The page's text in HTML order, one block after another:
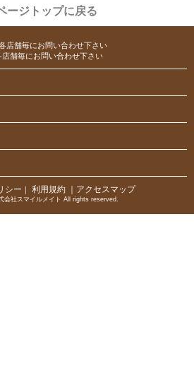
ージトップに戻る
店舗毎にお問い合わせ下さい
店舗毎にお問い合わせ下さい
シー ｜ 利用規約 ｜アクセスマップ
会社スマイルメイト All rights reserved.